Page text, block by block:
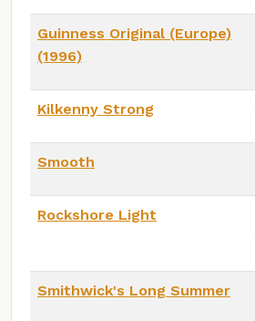
Guinness Original (Europe)
(1996)
Kilkenny Strong
Smooth
Rockshore Light
Smithwick's Long Summer